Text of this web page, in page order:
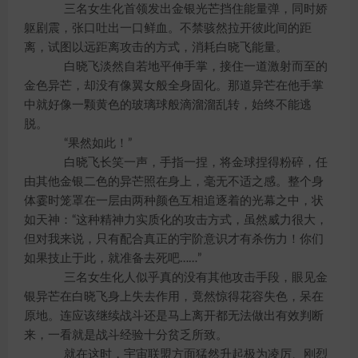
三名女生化首领发出金银光芒挡住能量弹，同时娇
躯剧震，张口吐出一口鲜血。不禁骇然拉开彼此间的距
离，试图以远距离攻击的方式，消耗白晓飞能量。
白晓飞淡然自若地平伸手掌，接住一道激射而至的
金色异芒，却没有像翼女般全身固化。那道异芒在他手掌
中就好像一颗黄色的玻璃球般滴溜溜乱转，始终不能逃
脱。
“果然如此！”
白晓飞长笑一声，手指一捏，将金球捏得粉碎，任
由其他金银二色的异芒照在身上，毫无不适之感。整个身
体霎时笼罩在一层由两种颜色互相追逐着的光幕之中，状
如天神：“这种精神力实质化的攻击方式，虽然威力很大，
但对我来说，只有配合真正的宇阶意识才有杀伤力！你们
如果技止于此，就准备去死吧……”
三名女生化人似乎真的没有其他攻击手段，眼见金
银异芒在白晓飞身上失去作用，竟然惊得花容失色，呆在
原地。连应该继续战斗还是马上离开都无法做出有效判断
来，一看就是战斗经验十分贫乏所致。
就在这时，宇宙联盟方面猛然升起极为凌厉、刚烈